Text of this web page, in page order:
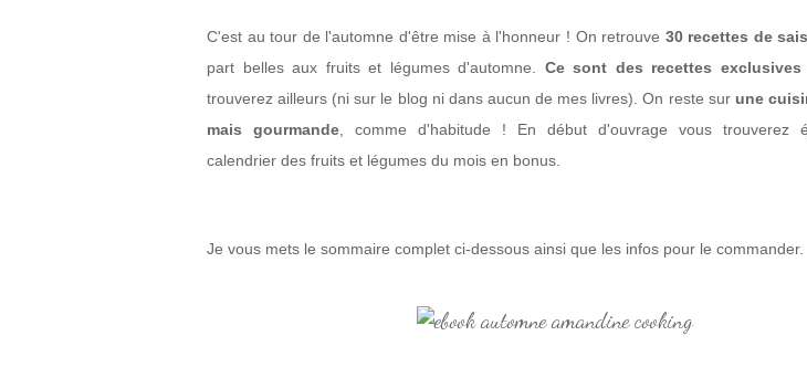
C'est au tour de l'automne d'être mise à l'honneur ! On retrouve 30 recettes de
part belles aux fruits et légumes d'automne. Ce sont des recettes exclusives
trouverez ailleurs (ni sur le blog ni dans aucun de mes livres).On reste sur une
mais gourmande , comme d'habitude ! En début d'ouvrage vous trouverez
calendrier des fruits et légumes du mois en bonus.
Je vous mets le sommaire complet ci-dessous ainsi que les infos pour le commander.